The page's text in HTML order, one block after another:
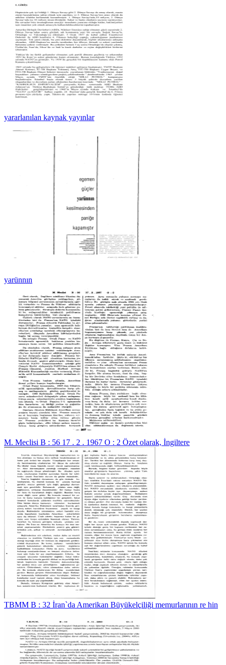
yararlanılan kaynak yayınlar
yarünnın
M. Meclisi B : 56 17 . 2 . 1967 O : 2 Özet olarak, İngiltere
TBMM B : 32 İran`da Amerikan Büyükelçiliği memurlarının re hin